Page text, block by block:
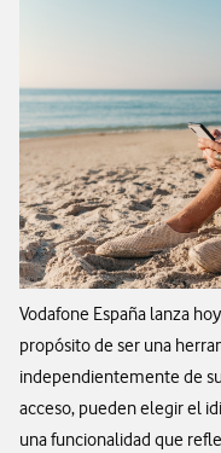
Vodafone España lanza
propósito de ser una
independientemente de
acceso, pueden elegir el
una funcionalidad que